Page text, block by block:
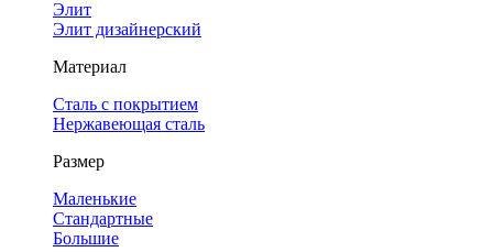
Элит
Элит дизайнерский
Материал
Сталь с покрытием
Нержавеющая сталь
Размер
Маленькие
Стандартные
Большие